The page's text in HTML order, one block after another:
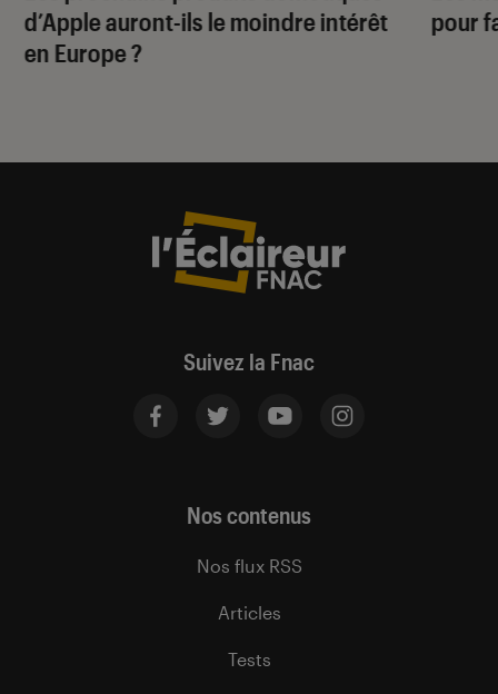
d’Apple auront-ils le moindre intérêt
en Europe ?
pour
Suivez la Fnac
Nos contenus
Nos flux RSS
Articles
Tests